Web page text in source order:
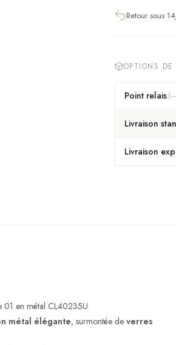
Retour sous 14j
OPTIONS DE
Point relais3–
Livraison
Livraison
01 en métal CL40235U
métal élégante, surmontée de verres